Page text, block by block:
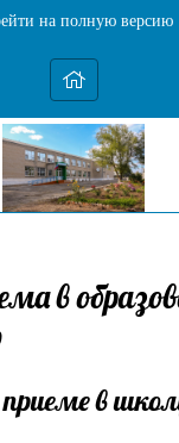
на полную версию
в
в